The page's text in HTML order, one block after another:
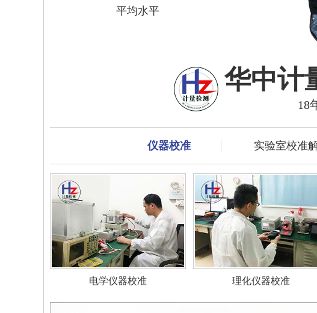
平均水平
华中计
18
仪器校准 实验室校准
电学仪器校准 理化仪器校准